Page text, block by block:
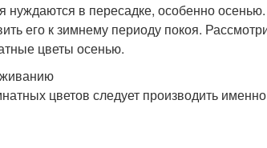
нуждаются в пересадке, особенно
его к зимнему периоду покоя.
цветы осенью.
цветов следует производить